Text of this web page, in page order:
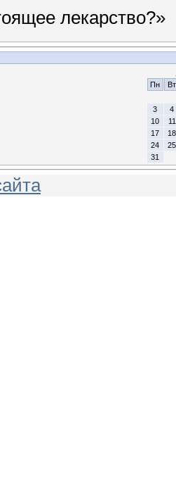
лекарство?»
Пн
Вт
3
4
10
11
17
18
24
25
31